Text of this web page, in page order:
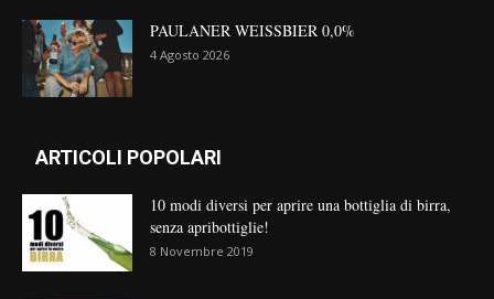
PAULANER WEISSBIER 0,0%
4 Agosto 2026
ARTICOLI POPOLARI
10 modi diversi per aprire una bottiglia di birra,
senza apribottiglie!
8 Novembre 2019